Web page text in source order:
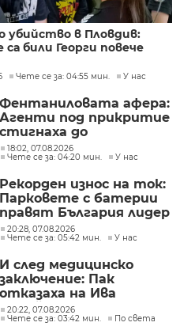
в Пловдив:
били Георги повече
Чете се за: 04:55 мин. У нас
Фентаниловата афера:
Агенти под прикритие
стигнаха до
лабораторията във
„Факултета“
18:02, 07.08.2026
Чете се за: 04:20 мин.
У нас
Рекорден износ на ток:
Парковете с батерии
правят България лидер
на пазара
20:28, 07.08.2026
Чете се за: 05:42 мин.
У нас
И след медицинско
заключение: Пак
отказаха на Ива
Михайлова да се лекува
в България
20:22, 07.08.2026
Чете се за: 03:42 мин.
По света